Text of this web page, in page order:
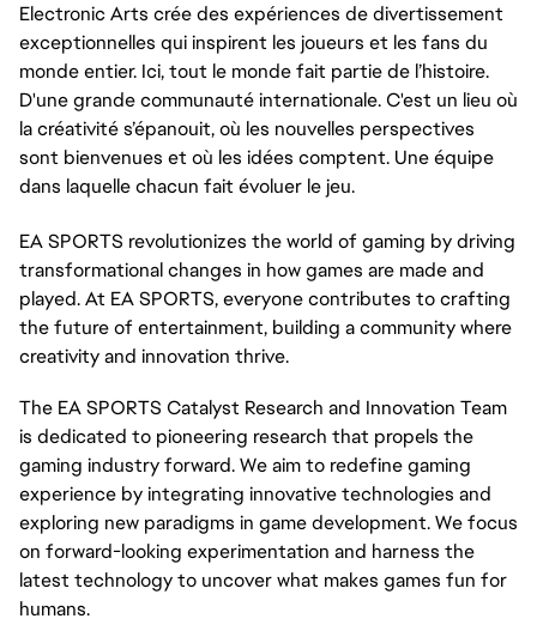
Electronic Arts crée des expériences de divertissement
exceptionnelles qui inspirent les joueurs et les fans du
monde entier. Ici, tout le monde fait partie de l’histoire.
D'une grande communauté internationale. C'est un lieu où
la créativité s’épanouit, où les nouvelles perspectives
sont bienvenues et où les idées comptent. Une équipe
dans laquelle chacun fait évoluer le jeu.
EA SPORTS revolutionizes the world of gaming by driving
transformational changes in how games are made and
played. At EA SPORTS, everyone contributes to crafting
the future of entertainment, building a community where
creativity and innovation thrive.
The EA SPORTS Catalyst Research and Innovation Team
is dedicated to pioneering research that propels the
gaming industry forward. We aim to redefine gaming
experience by integrating innovative technologies and
exploring new paradigms in game development. We focus
on forward-looking experimentation and harness the
latest technology to uncover what makes games fun for
humans.